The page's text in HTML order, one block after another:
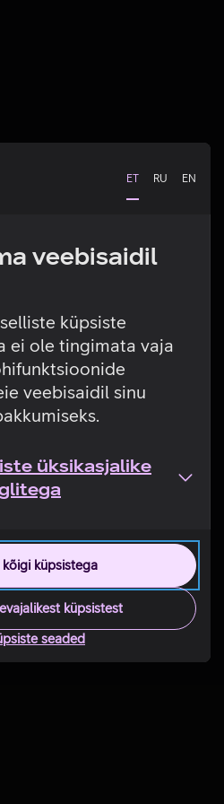
ET RU EN
veebisaidil
küpsiste
ei ole tingimata vaja
veebisaidil sinu
üksikasjalike
küpsistega
küpsistest
seaded
viga